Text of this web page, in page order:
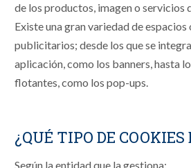
de los productos, imagen o servicios
Existe una gran variedad de
publicitarios; desde los que se
aplicación, como los banners, hasta
flotantes, como los pop-ups.
¿QUÉ TIPO DE
Según la entidad que la gestiona: